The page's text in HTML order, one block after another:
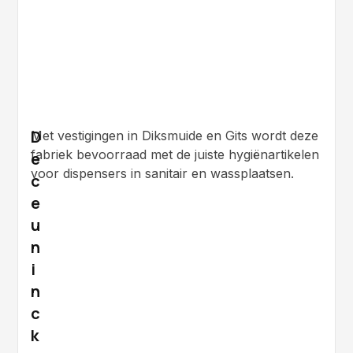
D
e
c
e
u
n
i
n
c
k
Met vestigingen in Diksmuide en Gits wordt deze
fabriek bevoorraad met de juiste hygiënartikelen
voor dispensers in sanitair en wassplaatsen.